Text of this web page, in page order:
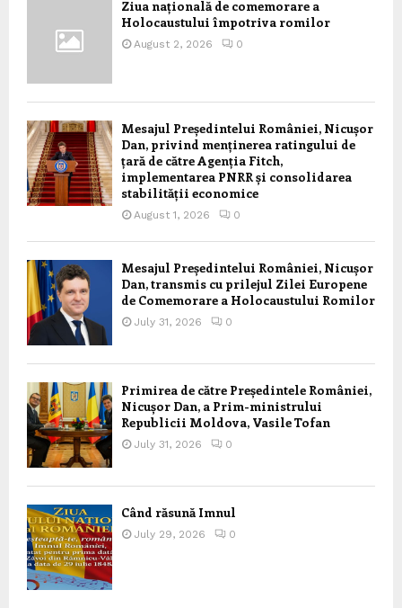
Ziua națională de comemorare a
Holocaustului împotriva romilor
August 2, 2026 0
Mesajul Președintelui României, Nicușor
Dan, privind menținerea ratingului de
țară de către Agenția Fitch,
implementarea PNRR și consolidarea
stabilității economice
August 1, 2026 0
Mesajul Președintelui României, Nicușor
Dan, transmis cu prilejul Zilei Europene
de Comemorare a Holocaustului Romilor
July 31, 2026 0
Primirea de către Președintele României,
Nicușor Dan, a Prim-ministrului
Republicii Moldova, Vasile Tofan
July 31, 2026 0
Când răsună Imnul
July 29, 2026 0